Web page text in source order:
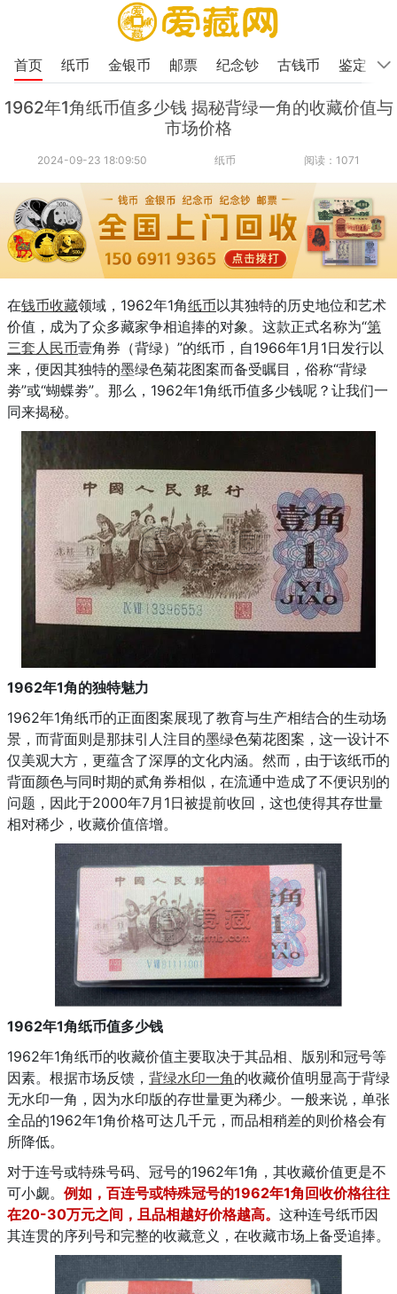
首页 纸币 金银币 邮票 纪念钞 古钱币 鉴定
1962年1角纸币值多少钱 揭秘背绿一角的收藏价值与
市场价格
2024-09-23 18:09:50 纸币 阅读：1071
在钱币收藏领域，1962年1角纸币以其独特的历史地位和艺术
价值，成为了众多藏家争相追捧的对象。这款正式名称为“第
三套人民币壹角券（背绿）”的纸币，自1966年1月1日发行以
来，便因其独特的墨绿色菊花图案而备受瞩目，俗称“背绿
劵”或“蝴蝶劵”。那么，1962年1角纸币值多少钱呢？让我们一
同来揭秘。
1962年1角的独特魅力
1962年1角纸币的正面图案展现了教育与生产相结合的生动场
景，而背面则是那抹引人注目的墨绿色菊花图案，这一设计不
仅美观大方，更蕴含了深厚的文化内涵。然而，由于该纸币的
背面颜色与同时期的贰角券相似，在流通中造成了不便识别的
问题，因此于2000年7月1日被提前收回，这也使得其存世量
相对稀少，收藏价值倍增。
1962年1角纸币值多少钱
1962年1角纸币的收藏价值主要取决于其品相、版别和冠号等
因素。根据市场反馈， 背绿水印一角的收藏价值明显高于背绿
无水印一角，因为水印版的存世量更为稀少。一般来说，单张
全品的1962年1角价格可达几千元，而品相稍差的则价格会有
所降低。
对于连号或特殊号码、冠号的1962年1角，其收藏价值更是不
可小觑。 例如，百连号或特殊冠号的1962年1角回收价格往往
在20-30万元之间，且品相越好价格越高。 这种连号纸币因
其连贯的序列号和完整的收藏意义，在收藏市场上备受追捧。